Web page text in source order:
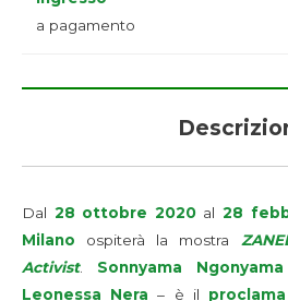
a pagamento
Dal 28 ottobre 2020al 28
Milano ospiterà la mostra
Activist. Sonnyama Ngonyama
Leonessa Nera – è il